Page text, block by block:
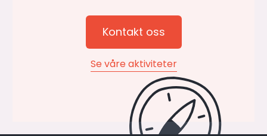
Kontakt oss
Se våre aktiviteter